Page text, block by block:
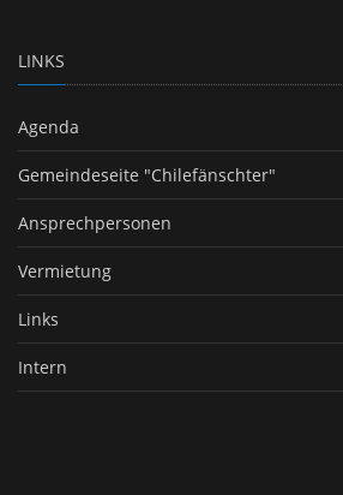
LINKS
Agenda
Gemeindeseite "Chilefänschter"
Ansprechpersonen
Vermietung
Links
Intern